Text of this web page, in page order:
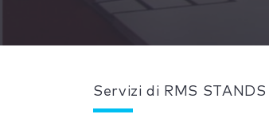
Servizi di RMS STANDS